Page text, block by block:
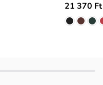
21 370 Ft